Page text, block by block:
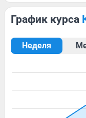
График курса
Неделя